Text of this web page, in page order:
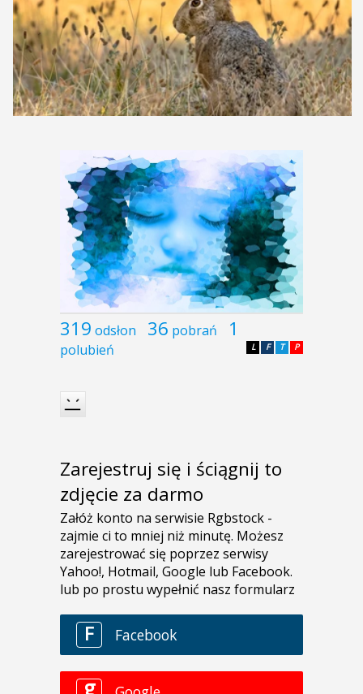
319 odsłon 36 pobrań 1
polubień P
T
F
L
Zarejestruj się i ściągnij to
zdjęcie za darmo